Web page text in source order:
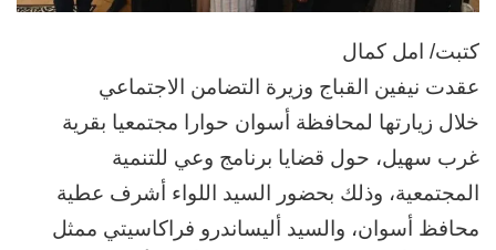
كتبت/ امل كمال
عقدت نيفين القباج وزيرة التضامن الاجتماعي
خلال زيارتها لمحافظة أسوان حوارا مجتمعيا بقرية
غرب سهيل، حول قضايا برنامج وعي للتنمية
المجتمعية، وذلك بحضور السيد اللواء أشرف عطية
محافظ أسوان، والسيد أليساندرو فراكاسيتي ممثل